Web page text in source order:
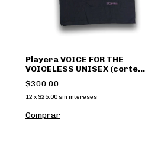
Playera VOICE FOR THE
VOICELESS UNISEX (corte
Recto) Morado, She No More
Oficial
$300.00
12 x $25.00 sin intereses
Comprar